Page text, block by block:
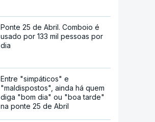
Ponte 25 de Abril. Comboio é
usado por 133 mil pessoas por
dia
Entre "simpáticos" e
"maldispostos", ainda há quem
diga "bom dia" ou "boa tarde"
na ponte 25 de Abril